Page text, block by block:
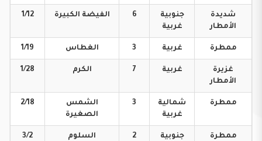
شديدة
الأمطار
جنوبية
غربية
6 الفيضة الكبيرة 1/12
ممطرة غربية 3 الغطاس 1/19
غزيرة
الأمطار
غربية 7 الكرم 1/28
ممطرة
شمالية
غربية
3
الشمس
الصغيرة
2/18
ممطرة
جنوبية
2 السلوم 3/2